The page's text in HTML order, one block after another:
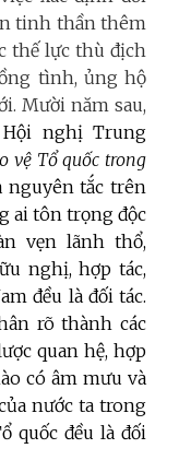
tinh thần thêm
thế lực thù địch
tình, ủng hộ
Mười năm sau,
Hội nghị Trung
vệ Tổ quốc trong
nguyên tắc trên
ai tôn trọng độc
vẹn lãnh thổ,
nghị, hợp tác,
đều là đối tác.
rõ thành các
quan hệ, hợp
có âm mưu và
nước ta trong
quốc đều là đối